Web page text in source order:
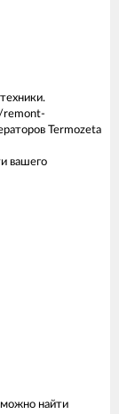
remont-
Termozeta
вашего
можно найти